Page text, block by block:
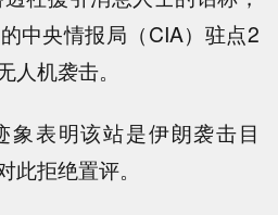
中央情报局（CIA）驻点2
人机袭击。
象表明该站是伊朗袭击目
拒绝置评。